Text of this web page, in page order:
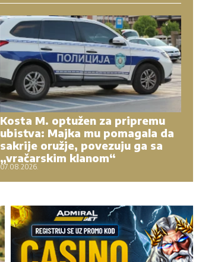
Kosta M. optužen za pripremu
ubistva: Majka mu pomagala da
sakrije oružje, povezuju ga sa
„vračarskim klanom“
07.08.2026.